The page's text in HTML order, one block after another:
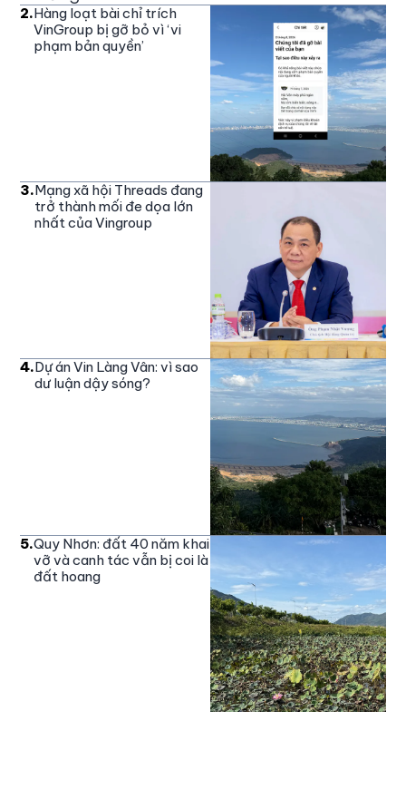
2.Hàng loạt bài chỉ trích
VinGroup bị gỡ bỏ vì ‘vi
phạm bản quyền’
3.Mạng xã hội Threads đang
trở thành mối đe dọa lớn
nhất của Vingroup
4.Dự án Vin Làng Vân: vì sao
dư luận dậy sóng?
5.Quy Nhơn: đất 40 năm khai
vỡ và canh tác vẫn bị coi là
đất hoang